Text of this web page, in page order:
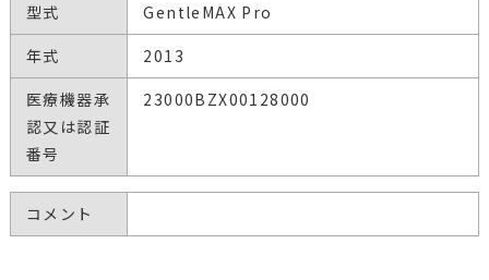
型式
GentleMAX Pro
年式
2013
医療機器承
認又は認証
番号
23000BZX00128000
コメント